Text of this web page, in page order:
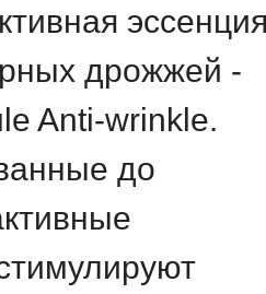
дрожжей -
Anti-wrinkle.
до